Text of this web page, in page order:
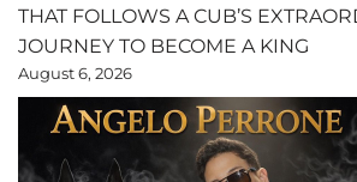
THAT FOLLOWS A CUB’S
JOURNEY TO BECOME A KING
August 6, 2026